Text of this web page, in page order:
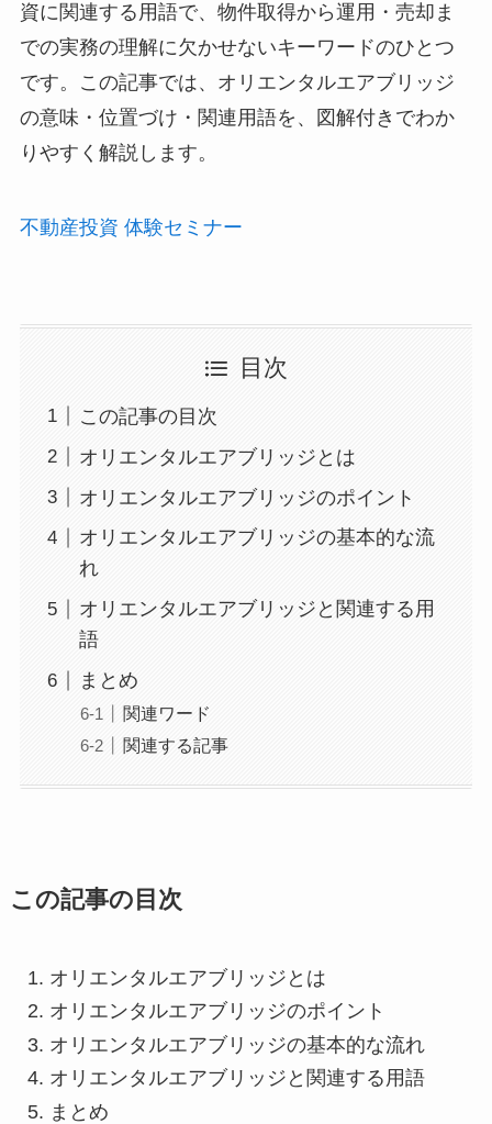
資に関連する用語で、物件取得から運用・売却ま
での実務の理解に欠かせないキーワードのひとつ
です。この記事では、オリエンタルエアブリッジ
の意味・位置づけ・関連用語を、図解付きでわか
りやすく解説します。
不動産投資 体験セミナー
目次
この記事の目次
オリエンタルエアブリッジとは
オリエンタルエアブリッジのポイント
オリエンタルエアブリッジの基本的な流
れ
オリエンタルエアブリッジと関連する用
語
まとめ
関連ワード
関連する記事
この記事の目次
オリエンタルエアブリッジとは
オリエンタルエアブリッジのポイント
オリエンタルエアブリッジの基本的な流れ
オリエンタルエアブリッジと関連する用語
まとめ